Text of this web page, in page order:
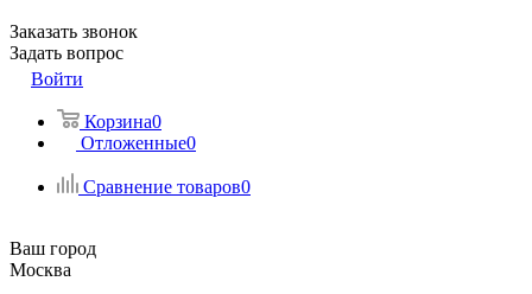
Заказать звонок
Задать вопрос
Войти
Корзина0
Отложенные0
Сравнение товаров0
Ваш город
Москва